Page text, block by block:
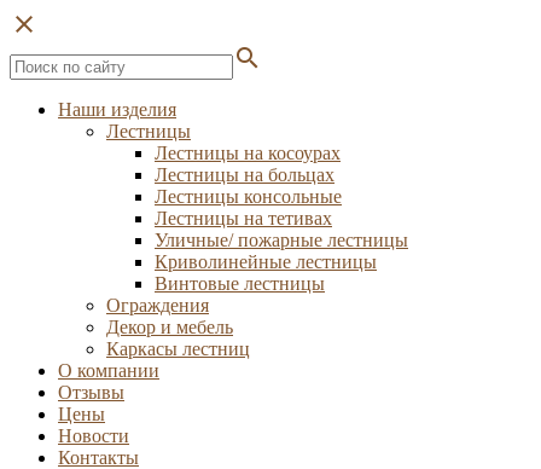
close
search
Наши изделия
Лестницы
Лестницы на косоурах
Лестницы на больцах
Лестницы консольные
Лестницы на тетивах
Уличные/ пожарные лестницы
Криволинейные лестницы
Винтовые лестницы
Ограждения
Декор и мебель
Каркасы лестниц
О компании
Отзывы
Цены
Новости
Контакты